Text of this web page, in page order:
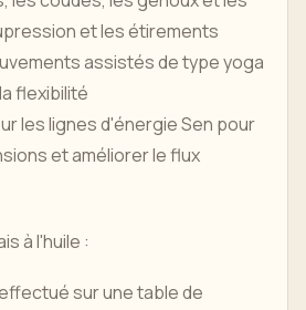
et les étirements
assistés de type yoga
flexibilité
les lignes d'énergie Sen pour
et améliorer le flux
à l'huile :
sur une table de